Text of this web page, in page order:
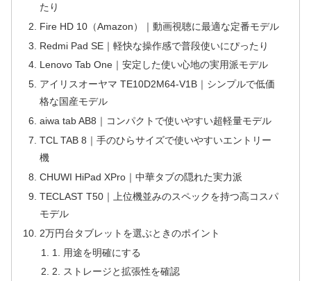
たり
Fire HD 10（Amazon）｜動画視聴に最適な定番モデル
Redmi Pad SE｜軽快な操作感で普段使いにぴったり
Lenovo Tab One｜安定した使い心地の実用派モデル
アイリスオーヤマ TE10D2M64-V1B｜シンプルで低価
格な国産モデル
aiwa tab AB8｜コンパクトで使いやすい超軽量モデル
TCL TAB 8｜手のひらサイズで使いやすいエントリー
機
CHUWI HiPad XPro｜中華タブの隠れた実力派
TECLAST T50｜上位機並みのスペックを持つ高コスパ
モデル
2万円台タブレットを選ぶときのポイント
1. 用途を明確にする
2. ストレージと拡張性を確認